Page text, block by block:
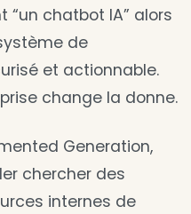
“un chatbot IA” alors
de
et actionnable.
change la donne.
Generation,
chercher des
internes de